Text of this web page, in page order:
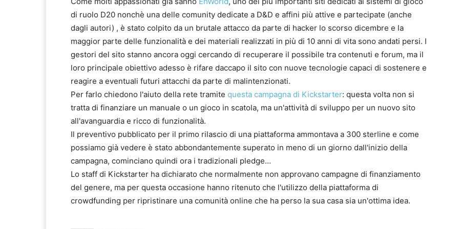
di ruolo D20 nonchè una delle comunity dedicate a D&D e affini più attive e partecipate (anche
dagli autori) , è stato colpito da un brutale attacco da parte di hacker lo scorso dicembre e la
maggior parte delle funzionalità e dei materiali realizzati in più di 10 anni di vita sono andati persi. I
gestori del sito stanno ancora oggi cercando di recuperare il possibile tra contenuti e forum, ma il
loro principale obiettivo adesso è rifare daccapo il sito con nuove tecnologie capaci di sostenere e
reagire a eventuali futuri attacchi da parte di malintenzionati.
Per farlo chiedono l'aiuto della rete tramite questa campagna di Kickstarter: questa volta non si
tratta di finanziare un manuale o un gioco in scatola, ma un'attività di sviluppo per un nuovo sito
all'avanguardia e ricco di funzionalità.
Il preventivo pubblicato per il primo rilascio di una piattaforma ammontava a 300 sterline e come
possiamo già vedere è stato abbondantemente superato in meno di un giorno dall'inizio della
campagna, cominciano quindi ora i tradizionali pledge…
Lo staff di Kickstarter ha dichiarato che normalmente non approvano campagne di finanziamento
del genere, ma per questa occasione hanno ritenuto che l'utilizzo della piattaforma di
crowdfunding per ripristinare una comunità online che ha perso la sua casa sia un'ottima idea.